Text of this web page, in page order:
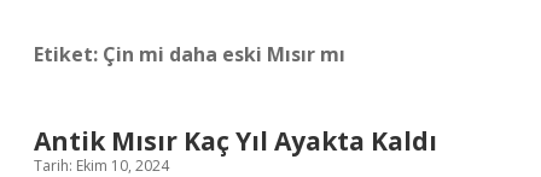
Etiket: Çin mi daha eski Mısır mı
Antik Mısır Kaç Yıl Ayakta Kaldı
Tarih: Ekim 10, 2024